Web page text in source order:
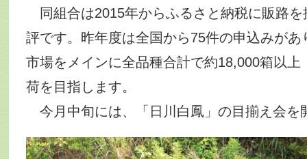
同組合は2015年からふるさと納税に販路を
評です。昨年度は全国から75件の申込みがあ
市場をメインに全品種合計で約18,000箱以上
荷を目指します。
今月中旬には、「日川白鳳」の目揃え会を